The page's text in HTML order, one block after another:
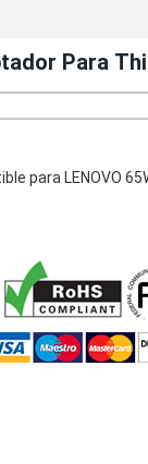
Para
para LENOVO